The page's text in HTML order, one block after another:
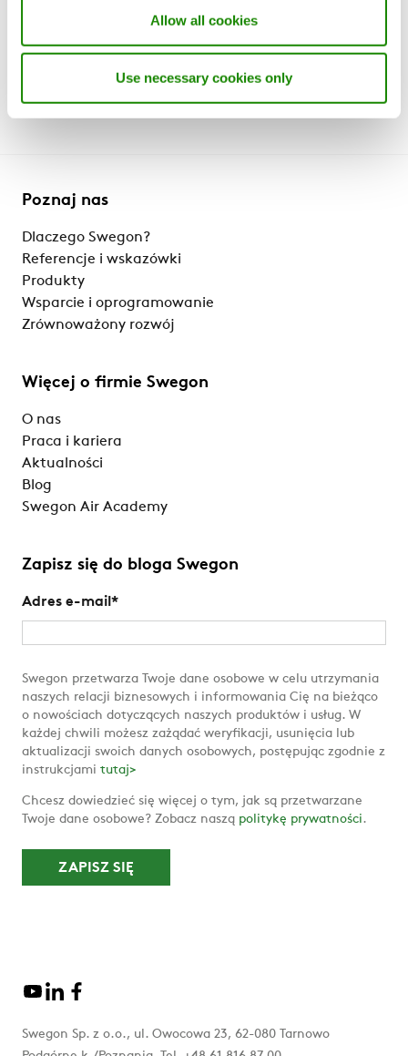
Allow all cookies
Use necessary cookies only
Poznaj nas
Dlaczego Swegon?
Referencje i wskazówki
Produkty
Wsparcie i oprogramowanie
Zrównoważony rozwój
Więcej o firmie Swegon
O nas
Praca i kariera
Aktualności
Blog
Swegon Air Academy
Zapisz się do bloga Swegon
Adres e-mail *
Swegon przetwarza Twoje dane osobowe w celu utrzymania
naszych relacji biznesowych i informowania Cię na bieżąco
o nowościach dotyczących naszych produktów i usług. W
każdej chwili możesz zażądać weryfikacji, usunięcia lub
aktualizacji swoich danych osobowych, postępując zgodnie z
instrukcjami tutaj>
Chcesz dowiedzieć się więcej o tym, jak są przetwarzane
Twoje dane osobowe? Zobacz naszą politykę prywatności.
Swegon Sp. z o.o., ul. Owocowa 23, 62-080 Tarnowo